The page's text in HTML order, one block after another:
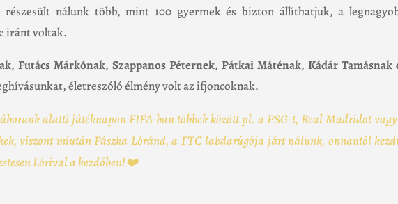
nálunk több, mint 100 gyermek és bizton állíthatjuk, a
iránt voltak.
Futács Márkónak, Szappanos Péternek, Pátkai Máténak, Kádár Tamásnak
életreszóló élmény volt az ifjoncoknak.
alatti játéknapon FIFA-ban többek között pl. a PSG-t, Real Madridot
viszont miután Pászka Lóránd, a FTC labdarúgója járt nálunk, onnantól
Lórival a kezdőben!❤️